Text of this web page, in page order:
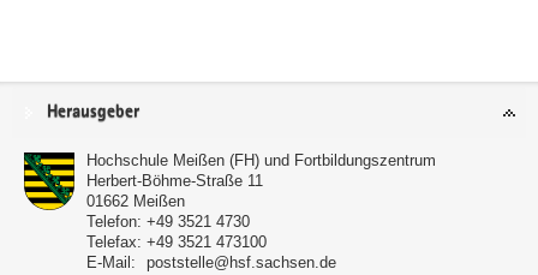
Service
Herausgeber
Hochschule Meißen (FH) und Fortbildungszentrum
Herbert-Böhme-Straße 11
01662 Meißen
Telefon: +49 3521 4730
Telefax: +49 3521 473100
E-Mail:
poststelle@hsf.sachsen.de